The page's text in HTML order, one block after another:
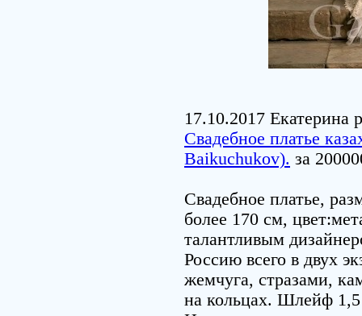
17.10.2017 Екатерина
Свадебное платье
Baikuchukov). за
Свадебное платье,
более 170 см,
талантливым
Россию всего в двух
жемчуга, стразами,
на кольцах. Шлейф